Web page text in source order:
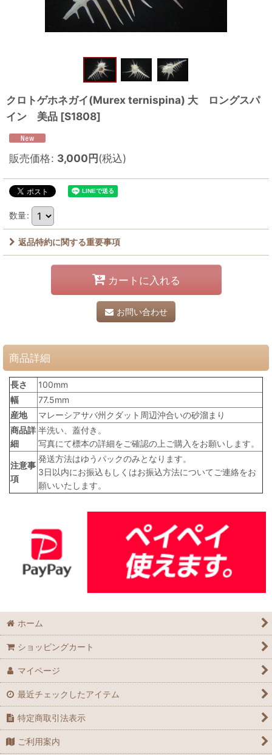
クロトゲホネガイ(Murex ternispina) 大 ロングスパ
イン 美品 [S1808]
販売価格: 3,000円(税込)
数量:
返品特約に関する重要事項
カートに入れる
お問い合わせ
商品詳細
長さ
100mm
幅
77.5mm
産地
マレーシアサバ州クダット周辺沖合いの砂溜まり
商品詳
細
半洗い、蓋付き。
写真にて標本の詳細をご確認の上ご購入をお願いします。
注意事
項
発送方法はゆうパックのみとなります。
3日以内にお振込もしくはお振込方法についてご連絡をお
願いいたします。
ホーム
ショッピングカート
マイページ
最近チェックしたアイテム
特定商取引法表示
ご利用案内